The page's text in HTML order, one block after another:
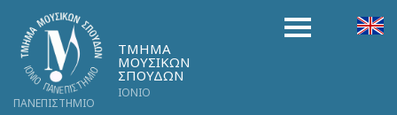
ΤΜΗΜΑ
ΜΟΥΣΙΚΩΝ
ΣΠΟΥΔΩΝ
ΙΟΝΙΟ
ΠΑΝΕΠΙΣΤΗΜΙΟ